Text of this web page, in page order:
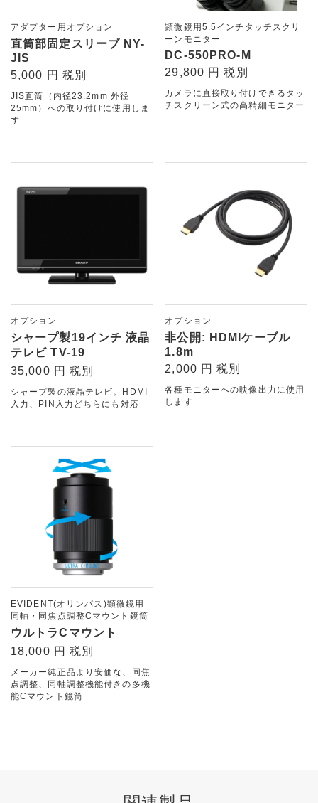
アダプター用オプション
直筒部固定スリーブ NY-
JIS
5,000 円 税別
JIS直筒（内径23.2mm 外径
25mm）への取り付けに使用しま
す
顕微鏡用5.5インチタッチスクリ
ーンモニター
DC-550PRO-M
29,800 円 税別
カメラに直接取り付けできるタッ
チスクリーン式の高精細モニター
オプション
シャープ製19インチ 液晶
テレビ TV-19
35,000 円 税別
シャープ製の液晶テレビ。HDMI
入力、PIN入力どちらにも対応
オプション
非公開: HDMIケーブル
1.8m
2,000 円 税別
各種モニターへの映像出力に使用
します
EVIDENT(オリンパス)顕微鏡用
同軸・同焦点調整Cマウント鏡筒
ウルトラCマウント
18,000 円 税別
メーカー純正品より安価な、同焦
点調整、同軸調整機能付きの多機
能Cマウント鏡筒